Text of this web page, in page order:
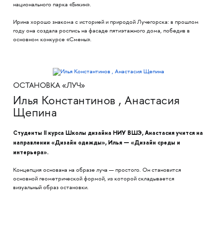
национального парка «Бикин».
Ирина хорошо знакома с историей и природой Лучегорска: в прошлом
году она создала роспись на фасаде пятиэтажного дома, победив в
основном конкурсе «Смены».
ОСТАНОВКА «ЛУЧ»
Илья Константинов , Анастасия
Щепина
Студенты II курса Школы дизайна НИУ ВШЭ, Анастасия учится на
направлении «Дизайн одежды», Илья — «Дизайн среды и
интерьера».
Концепция основана на образе луча — простого. Он становится
основной геометрической формой, из которой складывается
визуальный образ остановки.